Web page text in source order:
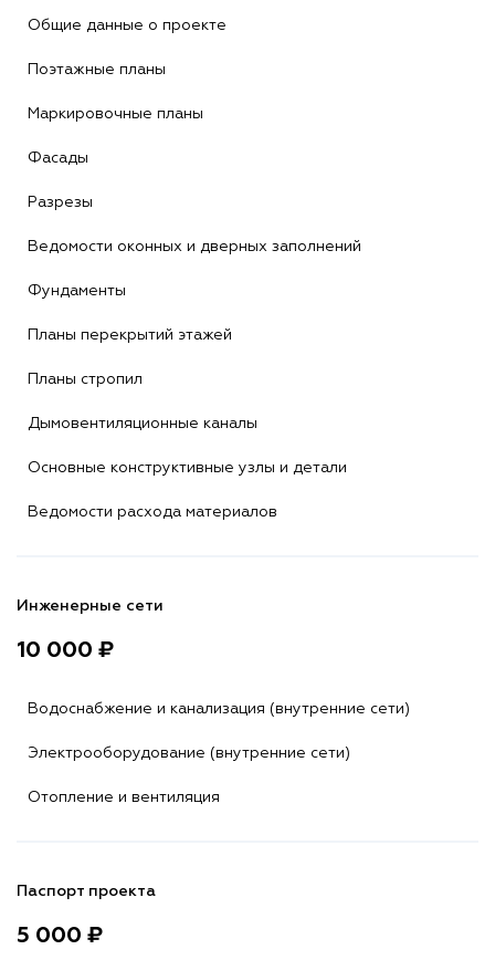
Общие данные о проекте
Поэтажные планы
Маркировочные планы
Фасады
Разрезы
Ведомости оконных и дверных заполнений
Фундаменты
Планы перекрытий этажей
Планы стропил
Дымовентиляционные каналы
Основные конструктивные узлы и детали
Ведомости расхода материалов
Инженерные сети
10 000 ₽
Водоснабжение и канализация (внутренние сети)
Электрооборудование (внутренние сети)
Отопление и вентиляция
Паспорт проекта
5 000 ₽